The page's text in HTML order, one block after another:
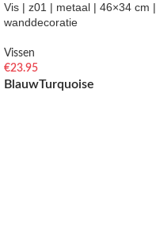
Vis | z01 | metaal | 46×34 cm |
wanddecoratie
Vissen
€23.95
BlauwTurquoise